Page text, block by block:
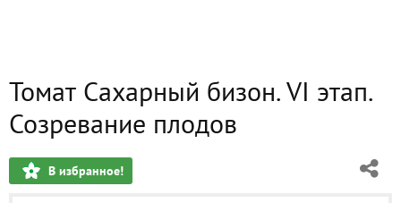
Томат Сахарный бизон. VI этап.
Созревание плодов
В избранное!